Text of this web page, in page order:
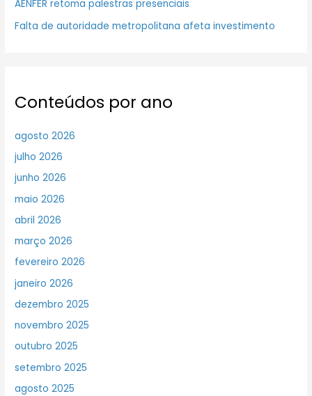
AENFER retoma palestras presenciais
Falta de autoridade metropolitana afeta investimento
Conteúdos por ano
agosto 2026
julho 2026
junho 2026
maio 2026
abril 2026
março 2026
fevereiro 2026
janeiro 2026
dezembro 2025
novembro 2025
outubro 2025
setembro 2025
agosto 2025